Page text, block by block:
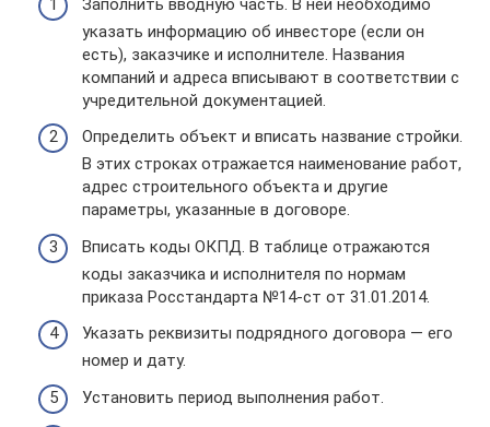
указать информацию об инвесторе (если он
есть), заказчике и исполнителе. Названия
компаний и адреса вписывают в соответствии с
учредительной документацией.
Определить объект и вписать название стройки.
В этих строках отражается наименование работ,
адрес строительного объекта и другие
параметры, указанные в договоре.
Вписать коды ОКПД. В таблице отражаются
коды заказчика и исполнителя по нормам
приказа Росстандарта №14-ст от 31.01.2014.
Указать реквизиты подрядного договора — его
номер и дату.
Установить период выполнения работ.